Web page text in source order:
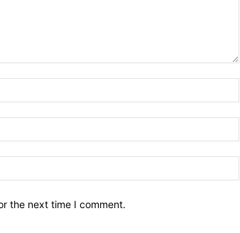
the next time I comment.